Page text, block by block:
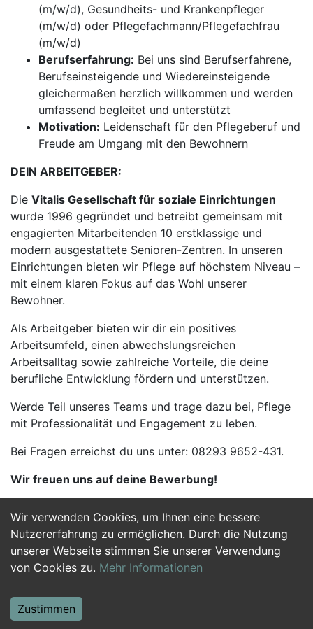
Wir verwenden Cookies, um Ihnen eine bessere
Nutzererfahrung zu ermöglichen. Durch die Nutzung
unserer Webseite stimmen Sie unserer Verwendung
von Cookies zu. Mehr Informationen
Zustimmen
(m/w/d), Gesundheits- und Krankenpfleger
(m/w/d) oder Pflegefachmann/Pflegefachfrau
(m/w/d)
Berufserfahrung: Bei uns sind Berufserfahrene,
Berufseinsteigende und Wiedereinsteigende
gleichermaßen herzlich willkommen und werden
umfassend begleitet und unterstützt
Motivation: Leidenschaft für den Pflegeberuf und
Freude am Umgang mit den Bewohnern
DEIN ARBEITGEBER:
Die Vitalis Gesellschaft für soziale Einrichtungen
wurde 1996 gegründet und betreibt gemeinsam mit
engagierten Mitarbeitenden 10 erstklassige und
modern ausgestattete Senioren-Zentren. In unseren
Einrichtungen bieten wir Pflege auf höchstem Niveau –
mit einem klaren Fokus auf das Wohl unserer
Bewohner.
Als Arbeitgeber bieten wir dir ein positives
Arbeitsumfeld, einen abwechslungsreichen
Arbeitsalltag sowie zahlreiche Vorteile, die deine
berufliche Entwicklung fördern und unterstützen.
Werde Teil unseres Teams und trage dazu bei, Pflege
mit Professionalität und Engagement zu leben.
Bei Fragen erreichst du uns unter: 08293 9652-431.
Wir freuen uns auf deine Bewerbung!
Jetzt Bewerben